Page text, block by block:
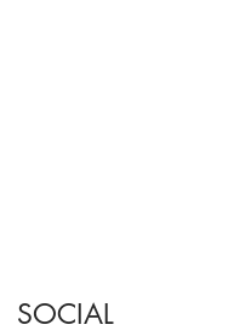
SOCIAL